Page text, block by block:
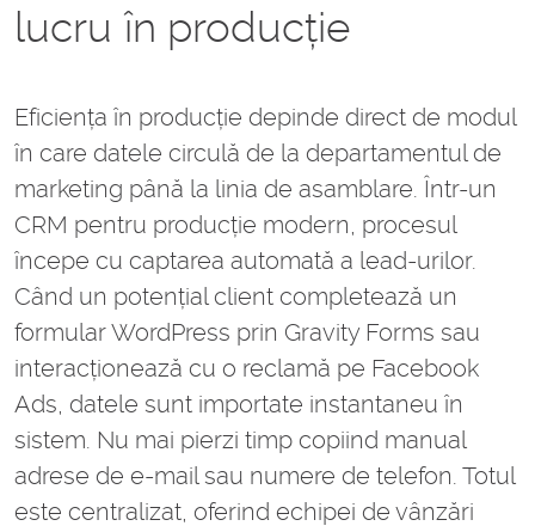
lucru în producție
Eficiența în producție depinde direct de modul
în care datele circulă de la departamentul de
marketing până la linia de asamblare. Într-un
CRM pentru producție modern, procesul
începe cu captarea automată a lead-urilor.
Când un potențial client completează un
formular WordPress prin Gravity Forms sau
interacționează cu o reclamă pe Facebook
Ads, datele sunt importate instantaneu în
sistem. Nu mai pierzi timp copiind manual
adrese de e-mail sau numere de telefon. Totul
este centralizat, oferind echipei de vânzări